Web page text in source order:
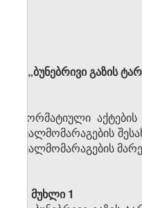
„ბუნებრივი გაზის
„ნორმატიული
წყალმომარაგების
წყალმომარაგების
მუხლი 1